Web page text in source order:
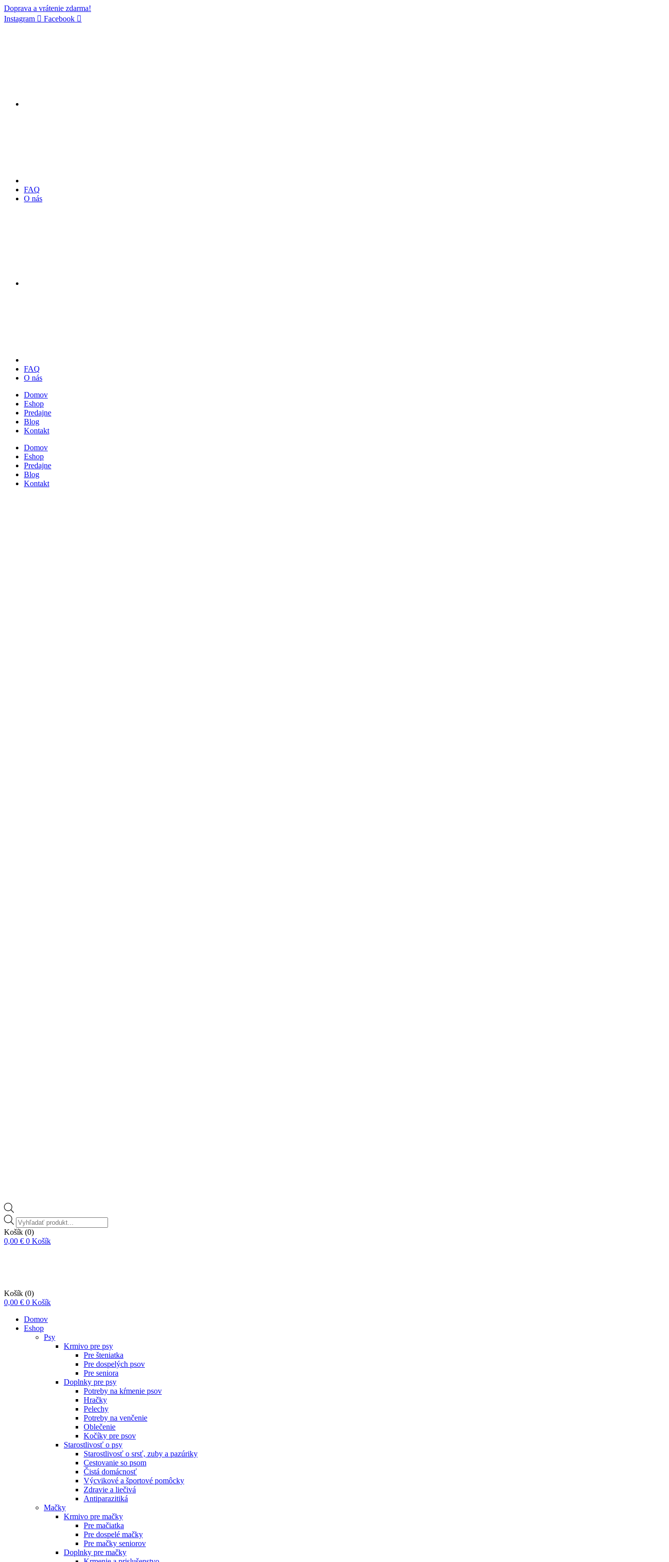
Doprava a vrátenie zdarma!
Instagram
Facebook
FAQ
O nás
FAQ
O nás
Domov
Eshop
Predajne
Blog
Kontakt
Domov
Eshop
Predajne
Blog
Kontakt
Vyhľadávanie
produktov
Košík (0)
0,00 € 0 Košík
Košík (0)
0,00 € 0 Košík
Domov
Eshop
Psy
Krmivo pre psy
Pre šteniatka
Pre dospelých psov
Pre seniora
Doplnky pre psy
Potreby na kŕmenie psov
Hračky
Pelechy
Potreby na venčenie
Oblečenie
Kočíky pre psov
Starostlivosť o psy
Starostlivosť o srsť, zuby a pazúriky
Cestovanie so psom
Čistá domácnosť
Výcvikové a športové pomôcky
Zdravie a liečivá
Antiparazitiká
Mačky
Krmivo pre mačky
Pre mačiatka
Pre dospelé mačky
Pre mačky seniorov
Doplnky pre mačky